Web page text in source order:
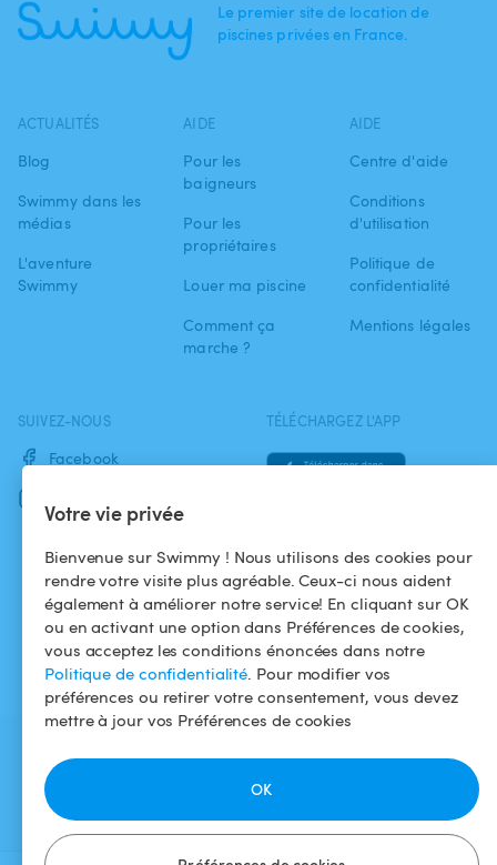
Votre vie privée
Bienvenue sur Swimmy ! Nous utilisons des cookies pour
rendre votre visite plus agréable. Ceux-ci nous aident
également à améliorer notre service! En cliquant sur OK
ou en activant une option dans Préférences de cookies,
vous acceptez les conditions énoncées dans notre
Politique de confidentialité. Pour modifier vos
préférences ou retirer votre consentement, vous devez
mettre à jour vos Préférences de cookies
OK
Le premier site de location de
piscines privées en France.
ACTUALITÉS
Blog
Swimmy dans les
médias
L'aventure
Swimmy
AIDE
Pour les
baigneurs
Pour les
propriétaires
Louer ma piscine
Comment ça
marche ?
AIDE
Centre d'aide
Conditions
d'utilisation
Politique de
confidentialité
Mentions légales
SUIVEZ-NOUS
Facebook
TÉLÉCHARGEZ L'APP